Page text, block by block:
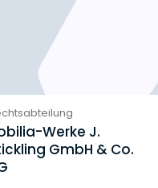
Werke J.
GmbH & Co.